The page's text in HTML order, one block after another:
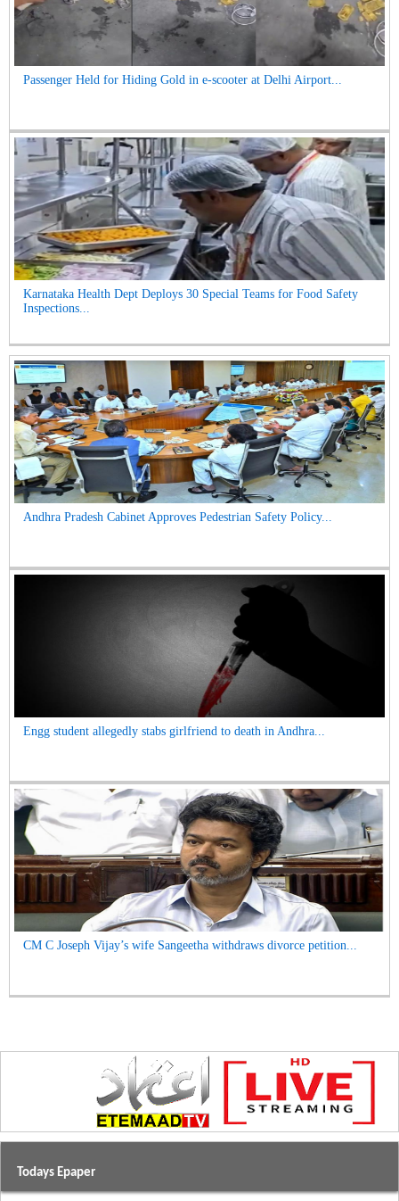
Passenger Held for Hiding Gold in e-scooter at Delhi Airport...
Karnataka Health Dept Deploys 30 Special Teams for Food Safety
Inspections...
Andhra Pradesh Cabinet Approves Pedestrian Safety Policy...
Engg student allegedly stabs girlfriend to death in Andhra...
CM C Joseph Vijay’s wife Sangeetha withdraws divorce petition...
Todays Epaper